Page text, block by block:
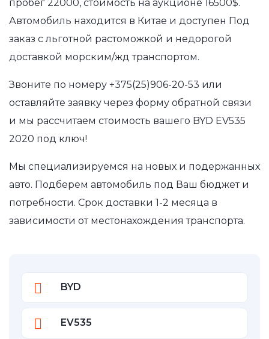
пробег 22000, стоимость на аукционе 16500$.
Автомобиль находится в Китае и доступен Под
заказ с льготной растоможкой и недорогой
доставкой морским/жд транспортом.
Звоните по номеру +375(25)906-20-53 или
оставляйте заявку через форму обратной связи
и мы рассчитаем стоимость вашего BYD EV535
2020 под ключ!
Мы специализируемся на новых и подержанных
авто. Подберем автомобиль под Ваш бюджет и
потребности. Срок доставки 1-2 месяца в
зависимости от местонахождения транспорта.
BYD
EV535